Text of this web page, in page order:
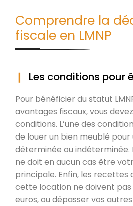
Comprendre la
fiscale en LMNP
Les conditions pour
Pour bénéficier du statut
avantages fiscaux, vous
conditions. L’une des
de louer un bien meublé pour
déterminée ou indéterminée.
ne doit en aucun cas être
principale. Enfin, les recettes
cette location ne doivent pas
euros, ou dépasser vos